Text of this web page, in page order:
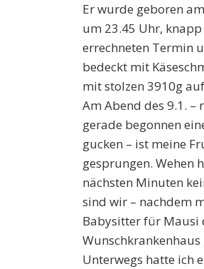
Er wurde geboren
um 23.45 Uhr,
errechneten Termin
bedeckt mit
mit stolzen 3910g
Am Abend des 9.1. –
gerade begonnen
gucken – ist meine
gesprungen. Wehen
nächsten Minuten
sind wir – nachdem
Babysitter für Mausi
Wunschkrankenhaus
Unterwegs hatte ich